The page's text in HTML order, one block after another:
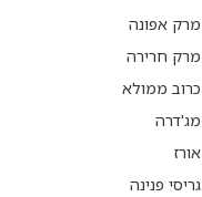
מרק אפונה
מרק חרירה
כרוב ממולא
מג'דרה
אורז
גריסי פנינה